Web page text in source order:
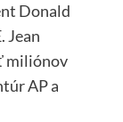
Donald
Jean
miliónov
AP a